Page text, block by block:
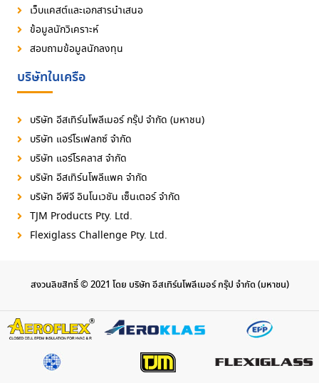
เว็บแคสต์และเอกสารนำเสนอ
ข้อมูลนักวิเคราะห์
สอบถามข้อมูลนักลงทุน
บริษัทในเครือ
บริษัท อีสเทิร์นโพลีเมอร์ กรุ๊ป จำกัด (มหาชน)
บริษัท แอร์โรเฟลกซ์ จำกัด
บริษัท แอร์โรคลาส จำกัด
บริษัท อีสเทิร์นโพลีแพค จำกัด
บริษัท อีพีจี อินโนเวชัน เซ็นเตอร์ จำกัด
TJM Products Pty. Ltd.
Flexiglass Challenge Pty. Ltd.
สงวนลิขสิทธิ์ © 2021 โดย บริษัท อีสเทิร์นโพลีเมอร์ กรุ๊ป จำกัด (มหาชน)